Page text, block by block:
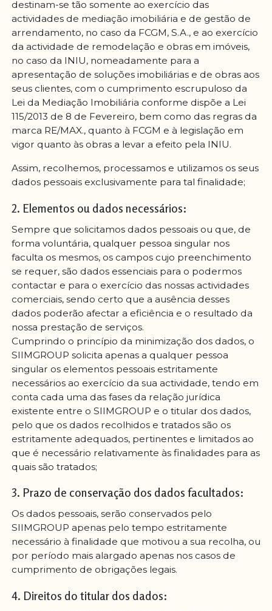
destinam-se tão somente ao exercício das
actividades de mediação imobiliária e de gestão de
arrendamento, no caso da FCGM, S.A., e ao exercício
da actividade de remodelação e obras em imóveis,
no caso da INIU, nomeadamente para a
apresentação de soluções imobiliárias e de obras aos
seus clientes, com o cumprimento escrupuloso da
Lei da Mediação Imobiliária conforme dispõe a Lei
115/2013 de 8 de Fevereiro, bem como das regras da
marca RE/MAX., quanto à FCGM e à legislação em
vigor quanto às obras a levar a efeito pela INIU.
Assim, recolhemos, processamos e utilizamos os seus
dados pessoais exclusivamente para tal finalidade;
2. Elementos ou dados necessários:
Sempre que solicitamos dados pessoais ou que, de
forma voluntária, qualquer pessoa singular nos
faculta os mesmos, os campos cujo preenchimento
se requer, são dados essenciais para o podermos
contactar e para o exercício das nossas actividades
comerciais, sendo certo que a ausência desses
dados poderão afectar a eficiência e o resultado da
nossa prestação de serviços.
Cumprindo o princípio da minimização dos dados, o
SIIMGROUP solicita apenas a qualquer pessoa
singular os elementos pessoais estritamente
necessários ao exercício da sua actividade, tendo em
conta cada uma das fases da relação jurídica
existente entre o SIIMGROUP e o titular dos dados,
pelo que os dados recolhidos e tratados são os
estritamente adequados, pertinentes e limitados ao
que é necessário relativamente às finalidades para as
quais são tratados;
3. Prazo de conservação dos dados facultados:
Os dados pessoais, serão conservados pelo
SIIMGROUP apenas pelo tempo estritamente
necessário à finalidade que motivou a sua recolha, ou
por período mais alargado apenas nos casos de
cumprimento de obrigações legais.
4. Direitos do titular dos dados: